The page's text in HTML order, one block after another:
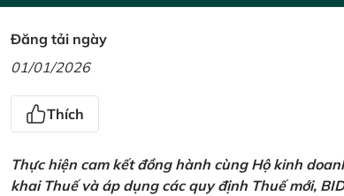
Đăng tải ngày
01/01/2026
Thích
Thực hiện cam kết đồng hành cùng Hộ kinh
khai Thuế và áp dụng các quy định Thuế mới,